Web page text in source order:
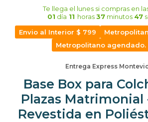
Te llega el lunessi compras en
01 día 11 horas37minutos 47
Envio al Interior $ 799
Metropolitano agendado.
Entrega Express
Base Box para
Plazas Matrimonial
Revestida en